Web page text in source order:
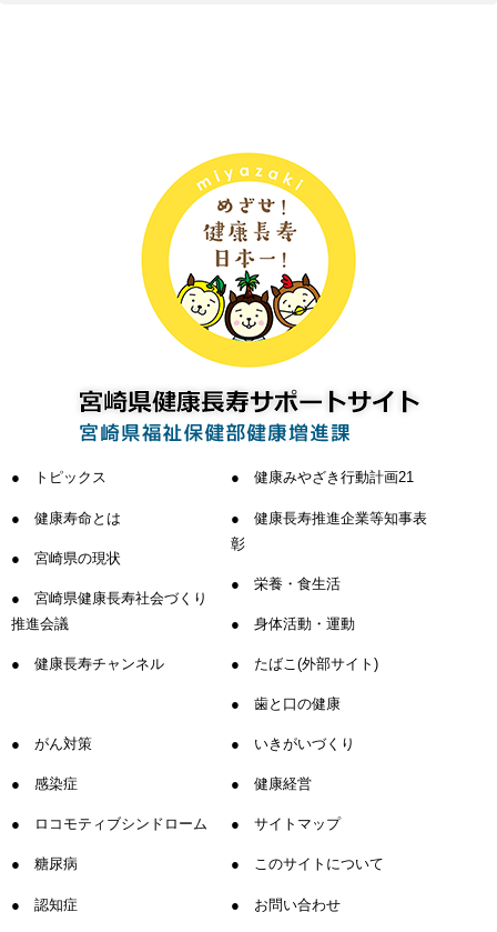
トピックス
健康寿命とは
宮崎県の現状
宮崎県健康長寿社会づくり
推進会議
健康長寿チャンネル
健康みやざき行動計画21
健康長寿推進企業等知事表
彰
栄養・食生活
身体活動・運動
たばこ(外部サイト)
歯と口の健康
がん対策
感染症
ロコモティブシンドローム
糖尿病
認知症
いきがいづくり
健康経営
サイトマップ
このサイトについて
お問い合わせ